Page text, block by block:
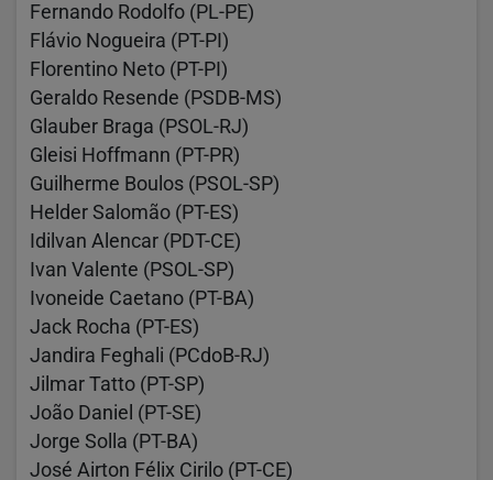
Fernando Rodolfo (PL-PE)
Flávio Nogueira (PT-PI)
Florentino Neto (PT-PI)
Geraldo Resende (PSDB-MS)
Glauber Braga (PSOL-RJ)
Gleisi Hoffmann (PT-PR)
Guilherme Boulos (PSOL-SP)
Helder Salomão (PT-ES)
Idilvan Alencar (PDT-CE)
Ivan Valente (PSOL-SP)
Ivoneide Caetano (PT-BA)
Jack Rocha (PT-ES)
Jandira Feghali (PCdoB-RJ)
Jilmar Tatto (PT-SP)
João Daniel (PT-SE)
Jorge Solla (PT-BA)
José Airton Félix Cirilo (PT-CE)